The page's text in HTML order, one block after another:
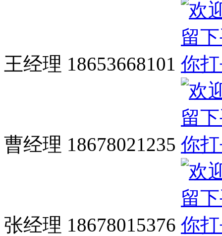
王经理 18653668101
曹经理 18678021235
张经理 18678015376